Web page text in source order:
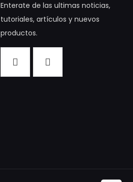
Enterate de las ultimas noticias,
tutoriales, artículos y nuevos
productos.